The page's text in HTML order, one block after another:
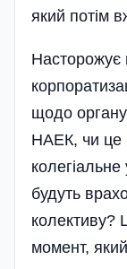
який потім
Насторожує
щодо
НАЕК, чи це
будуть
колективу?
момент,